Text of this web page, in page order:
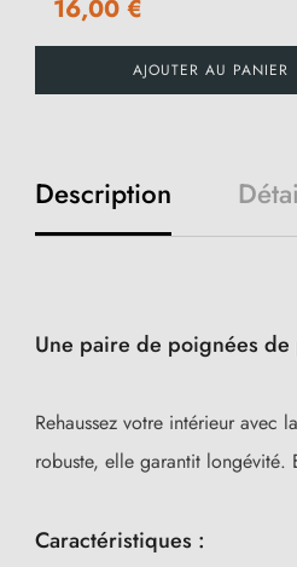
16,00 €
AJOUTER AU PANIER
Description
Une paire de poignées
Rehaussez votre intérieur avec la
robuste, elle garantit longévité.
Caractéristiques :